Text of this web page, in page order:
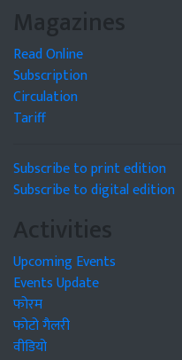
Magazines
Read Online
Subscription
Circulation
Tariff
Subscribe to print edition
Subscribe to digital edition
Activities
Upcoming Events
Events Update
फोरम
फोटो गैलरी
वीडियो